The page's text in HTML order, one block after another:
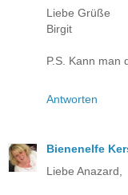
Liebe Grüße
Birgit
P.S. Kann man
Antworten
Bienenelfe
Liebe Anazard,